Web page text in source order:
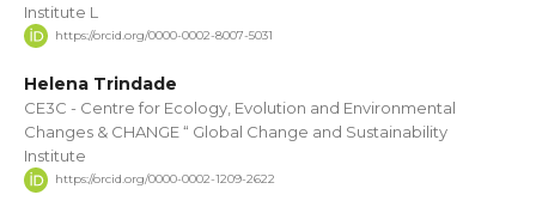
Institute L
https://orcid.org/0000-0002-8007-5031
Helena Trindade
CE3C - Centre for Ecology, Evolution and Environmental
Changes & CHANGE “ Global Change and Sustainability
Institute
https://orcid.org/0000-0002-1209-2622